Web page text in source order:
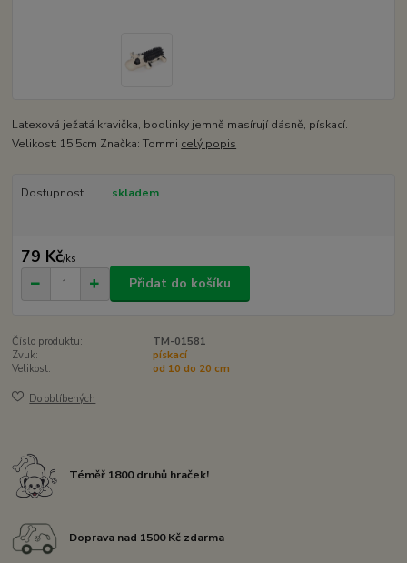
Latexová ježatá kravička, bodlinky jemně masírují dásně, pískací.
Velikost: 15,5cm Značka: Tommi celý popis
Dostupnost skladem
79 Kč/ks
Přidat do košíku
Číslo produktu:
TM-01581
Zvuk:
pískací
Velikost:
od 10 do 20 cm
Do oblíbených
Téměř 1800 druhů hraček!
Doprava nad 1500 Kč zdarma